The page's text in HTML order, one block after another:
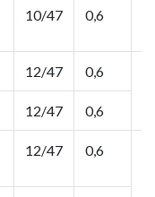
10/47 0,6
12/47 0,6
12/47 0,6
12/47 0,6